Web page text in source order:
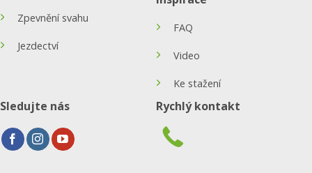
Zpevnění svahu
Jezdectví
FAQ
Video
Ke stažení
Sledujte nás Rychlý kontakt